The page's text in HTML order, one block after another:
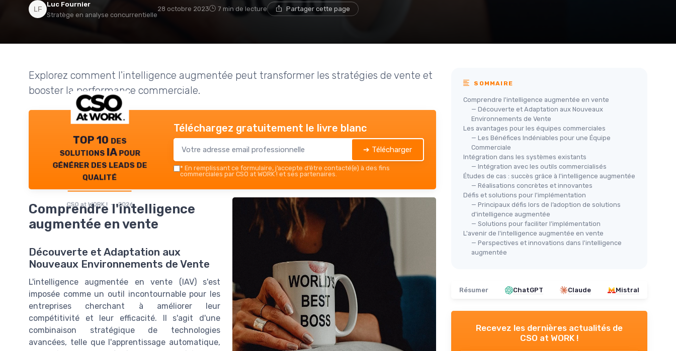
Luc Fournier
Stratège en analyse concurrentielle
28 octobre 2023 7 min de lecture Partager cette page
Explorez comment l'intelligence augmentée peut transformer les stratégies de vente et
booster la performance commerciale.
TOP 10 des
solutions IA pour
générer des leads de
qualité
CSO at WORK ! — 2026
Téléchargez gratuitement le livre blanc
➔ Télécharger
* En remplissant ce formulaire, j’accepte d’être contacté(e) à des fins
commerciales par CSO at WORK ! et ses partenaires.
Comprendre l'intelligence
augmentée en vente
Découverte et Adaptation aux
Nouveaux Environnements de Vente
L'intelligence augmentée en vente (IAV) s'est
imposée comme un outil incontournable pour les
entreprises cherchant à améliorer leur
compétitivité et leur efficacité. Il s'agit d'une
combinaison stratégique de technologies
avancées, telle que l'apprentissage automatique,
SOMMAIRE
Comprendre l'intelligence augmentée en vente
— Découverte et Adaptation aux Nouveaux
Environnements de Vente
Les avantages pour les équipes commerciales
— Les Bénéfices Indéniables pour une Équipe
Commerciale
Intégration dans les systèmes existants
— Intégration avec les outils commercialisés
Études de cas : succès grâce à l'intelligence augmentée
— Réalisations concrètes et innovantes
Défis et solutions pour l'implémentation
— Principaux défis lors de l’adoption de solutions
d'intelligence augmentée
— Solutions pour faciliter l’implémentation
L'avenir de l'intelligence augmentée en vente
— Perspectives et innovations dans l'intelligence
augmentée
Résumer ChatGPT Claude Mistral
Recevez les dernières actualités de
CSO at WORK !